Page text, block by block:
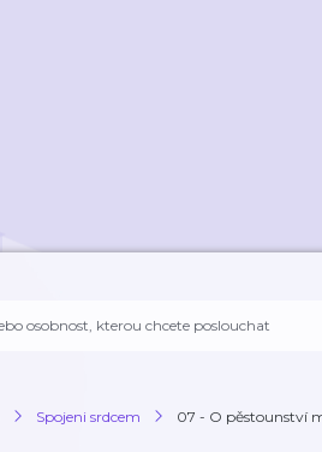
Spojeni srdcem 07 - O pěstounství